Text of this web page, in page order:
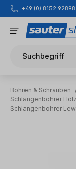
Zum Hauptinhalt
+49 (0) 8152
Suchbegriff
Bohren & Schrauben
Schlangenbohrer Holz
Schlangenbohrer